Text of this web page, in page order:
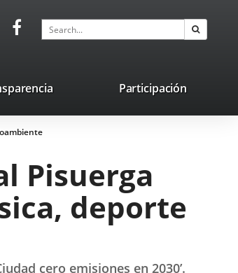
Link
application.
application.
Search
Participación
Pisuerga
deporte
cero emisiones en 2030’.